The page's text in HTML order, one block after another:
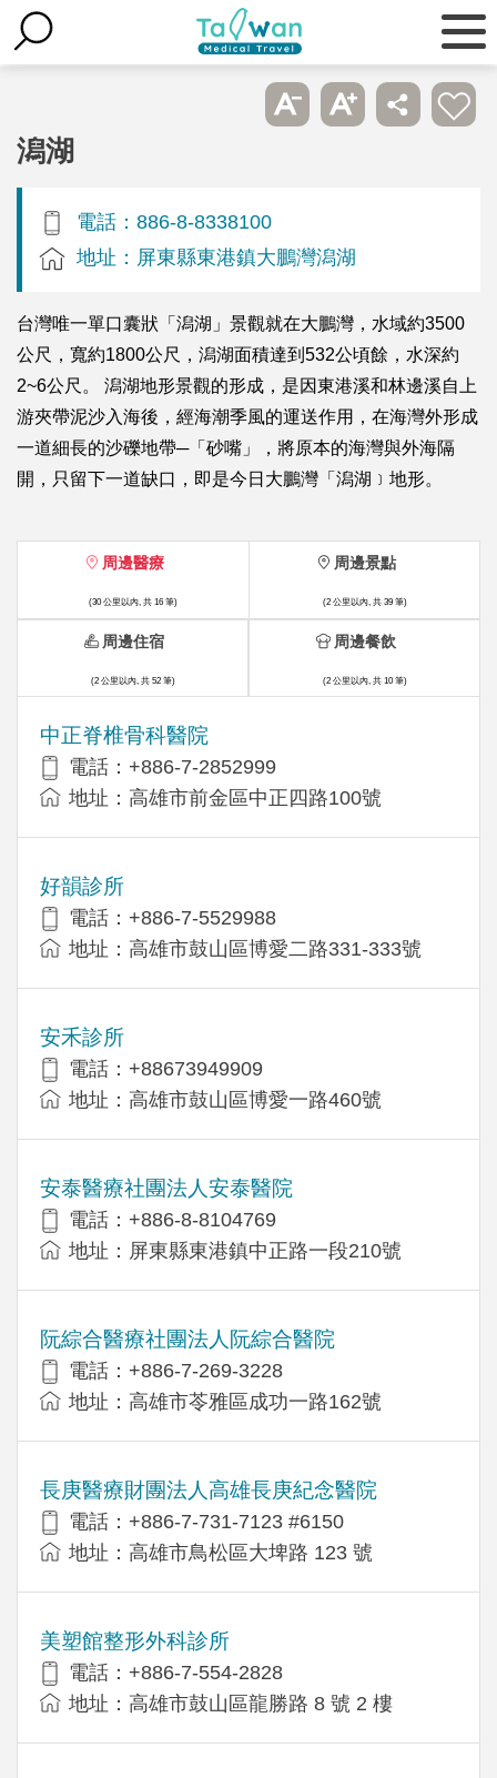
潟湖
電話：886-8-8338100
地址：屏東縣東港鎮大鵬灣潟湖
台灣唯一單口囊狀「潟湖」景觀就在大鵬灣，水域約3500
公尺，寬約1800公尺，潟湖面積達到532公頃餘，水深約
2~6公尺。 潟湖地形景觀的形成，是因東港溪和林邊溪自上
游夾帶泥沙入海後，經海潮季風的運送作用，在海灣外形成
一道細長的沙礫地帶─「砂嘴」，將原本的海灣與外海隔
開，只留下一道缺口，即是今日大鵬灣「潟湖﹞地形。
周邊醫療
(30 公里以內, 共 16 筆)
中正脊椎骨科醫院
電話：+886-7-2852999
地址：高雄市前金區中正四路100號
好韻診所
電話：+886-7-5529988
地址：高雄市鼓山區博愛二路331-333號
安禾診所
電話：+88673949909
地址：高雄市鼓山區博愛一路460號
安泰醫療社團法人安泰醫院
電話：+886-8-8104769
地址：屏東縣東港鎮中正路一段210號
阮綜合醫療社團法人阮綜合醫院
電話：+886-7-269-3228
地址：高雄市苓雅區成功一路162號
長庚醫療財團法人高雄長庚紀念醫院
電話：+886-7-731-7123 #6150
地址：高雄市鳥松區大埤路 123 號
美塑館整形外科診所
電話：+886-7-554-2828
地址：高雄市鼓山區龍勝路 8 號 2 樓
周邊景點
(2 公里以內, 共 39 筆)
周邊住宿
(2 公里以內, 共 52 筆)
周邊餐飲
(2 公里以內, 共 10 筆)